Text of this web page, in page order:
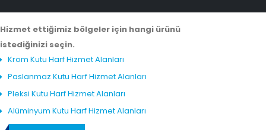
Hizmet ettiğimiz bölgeler için hangi ürünü
istediğinizi seçin.
Krom Kutu Harf Hizmet Alanları
Paslanmaz Kutu Harf Hizmet Alanları
Pleksi Kutu Harf Hizmet Alanları
Alüminyum Kutu Harf Hizmet Alanları